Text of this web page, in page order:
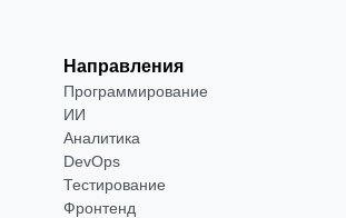
Направления
Программирование
ИИ
Аналитика
DevOps
Тестирование
Фронтенд